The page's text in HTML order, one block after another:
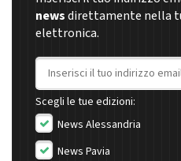
newsdirettamente nella
elettronica.
Indirizzo email
Scegli le tue edizioni:
News Alessandria
News Pavia